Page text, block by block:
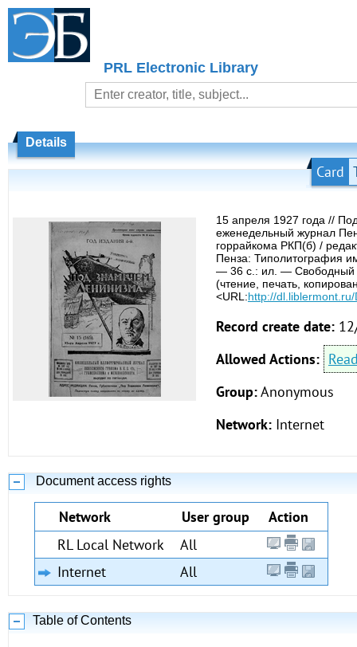
PRL Electronic Library
Details
Card
15 апреля 1927 года //
еженедельный журнал
горрайкома РКП(б) /
Пенза: Типолитография
— 36 с.: ил. — Свободный
(чтение, печать,
<URL:http://
Record create date:
Allowed Actions:
Group:Anonymous
Network: Internet
Document access rights
Network User group
Action
RL Local Network
All
Internet
All
Table of Contents